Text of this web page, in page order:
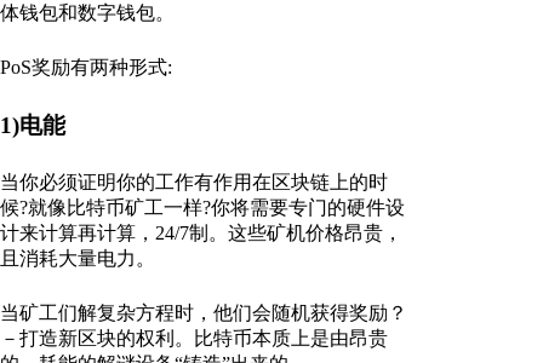
体钱包和数字钱包。
PoS奖励有两种形式:
1)电能
当你必须证明你的工作有作用在区块链上的时
候?就像比特币矿工一样?你将需要专门的硬件设
计来计算再计算，24/7制。这些矿机价格昂贵，
且消耗大量电力。
当矿工们解复杂方程时，他们会随机获得奖励？
－打造新区块的权利。比特币本质上是由昂贵